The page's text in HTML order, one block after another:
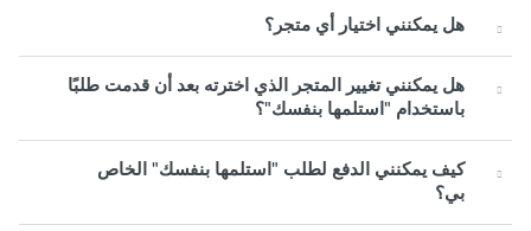
هل يمكنني اختيار أي متجر؟
هل يمكنني تغيير المتجر الذي اخترته بعد أن قدمت طلبًا
باستخدام "استلمها بنفسك"؟
كيف يمكنني الدفع لطلب "استلمها بنفسك" الخاص
بي؟